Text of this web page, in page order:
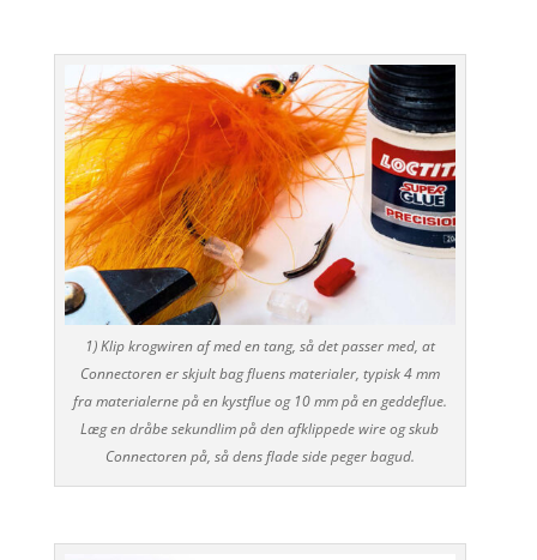
1) Klip krogwiren af med en tang, så det passer med, at
Connectoren er skjult bag fluens materialer, typisk 4 mm
fra materialerne på en kystflue og 10 mm på en geddeflue.
Læg en dråbe sekundlim på den afklippede wire og skub
Connectoren på, så dens flade side peger bagud.